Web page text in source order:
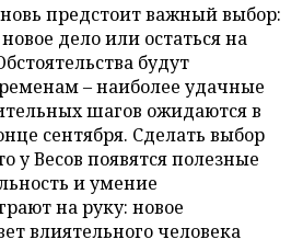
предстоит важный выбор:
дело или остаться на
будут
– наиболее удачные
шагов ожидаются в
сентября. Сделать выбор
у Весов появятся полезные
и умение
на руку: новое
влиятельного человека